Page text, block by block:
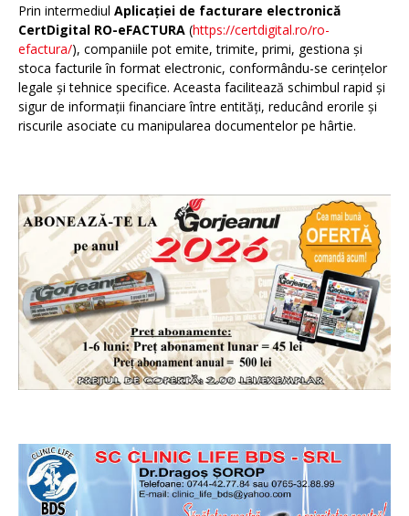
Prin intermediul Aplicației de facturare electronică
CertDigital RO-eFACTURA (https://certdigital.ro/ro-
efactura/), companiile pot emite, trimite, primi, gestiona și
stoca facturile în format electronic, conformându-se cerințelor
legale și tehnice specifice. Aceasta facilitează schimbul rapid și
sigur de informații financiare între entități, reducând erorile și
riscurile asociate cu manipularea documentelor pe hârtie.